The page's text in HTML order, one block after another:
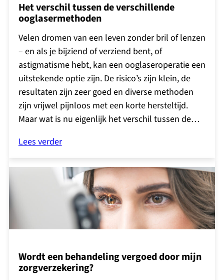
Het verschil tussen de verschillende
ooglasermethoden
Velen dromen van een leven zonder bril of lenzen
– en als je bijziend of verziend bent, of
astigmatisme hebt, kan een ooglaseroperatie een
uitstekende optie zijn. De risico’s zijn klein, de
resultaten zijn zeer goed en diverse methoden
zijn vrijwel pijnloos met een korte hersteltijd.
Maar wat is nu eigenlijk het verschil tussen de…
Lees verder
Wordt een behandeling vergoed door mijn
zorgverzekering?